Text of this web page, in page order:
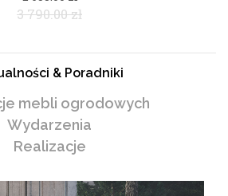
3 790.00 zł
& Poradniki
mebli ogrodowych
Wydarzenia
Realizacje